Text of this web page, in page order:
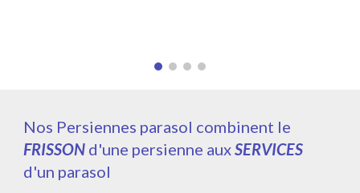
Nos Persiennes parasol combinent le
FRISSON d'une persienne auxSERVICES
d'un parasol